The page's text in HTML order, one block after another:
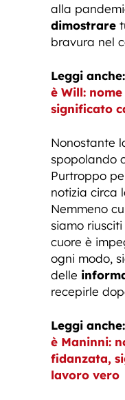
alla
dimostrare
bravura nel
Leggi anche:
è Will:
significato
Nonostante
spopolando
Purtroppo
notizia circa
Nemmeno
siamo
cuore è
ogni modo,
delle
recepirle
Leggi anche:
è Maninni:
fidanzata,
lavoro vero